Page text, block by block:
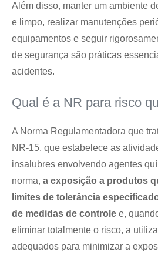
Além disso, manter um ambiente
e limpo, realizar manutenções
equipamentos e seguir
de segurança são práticas
acidentes.
Qual é a NR para risco
A Norma Regulamentadora que
NR-15, que estabelece as
insalubres envolvendo agentes
norma, a exposição a produtos
limites de tolerância
de medidas de controle e,
eliminar totalmente o risco, a
adequados para minimizar a